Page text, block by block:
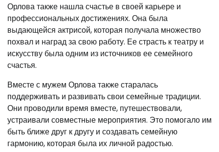
Орлова также нашла счастье в своей карьере и
профессиональных достижениях. Она была
выдающейся актрисой, которая получала множество
похвал и наград за свою работу. Ее страсть к театру и
искусству была одним из источников ее семейного
счастья.
Вместе с мужем Орлова также старалась
поддерживать и развивать свои семейные традиции.
Они проводили время вместе, путешествовали,
устраивали совместные мероприятия. Это помогало им
быть ближе друг к другу и создавать семейную
гармонию, которая была их личной радостью.